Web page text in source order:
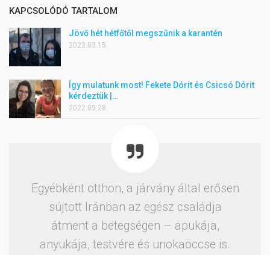
KAPCSOLÓDÓ TARTALOM
Jövő hét hétfőtől megszűnik a karantén
2023.03.15.
Így mulatunk most! Fekete Dórit és Csicsó Dórit
kérdeztük |…
2022.05.28.
Egyébként otthon, a járvány által erősen
sújtott Iránban az egész családja
átment a betegségen – apukája,
anyukája, testvére és unokaöccse is.